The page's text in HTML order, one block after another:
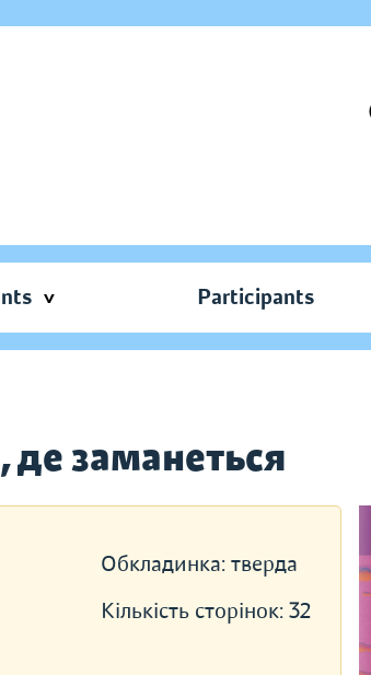
Participants
де заманеться
Обкладинка: тверда
Кількість сторінок: 32